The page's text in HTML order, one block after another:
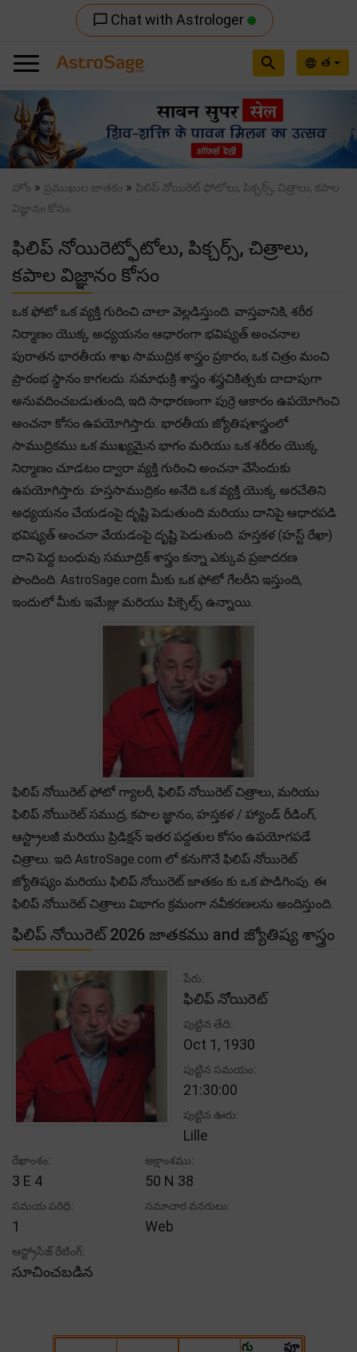
chat_bubble_outline Chat with Astrologer
language త
search
Previous
హోం » ప్రముఖుల జాతకం » ఫిలిప్ నోయిరెట్ ఫోటోలు, పిక్చర్స్, చిత్రాలు, కపాల
విజ్ఞానం కోసం
ఫిలిప్ నోయిరెట్ఫోటోలు, పిక్చర్స్, చిత్రాలు,
కపాల విజ్ఞానం కోసం
ఒక ఫోటో ఒక వ్యక్తి గురించి చాలా వెల్లడిస్తుంది. వాస్తవానికి, శరీర
నిర్మాణం యొక్క అధ్యయనం ఆధారంగా భవిష్యత్ అంచనాల
పురాతన భారతీయ శాఖ సాముద్రిక శాస్త్రం ప్రకారం, ఒక చిత్రం మంచి
ప్రారంభ స్థానం కాగలదు. సమాధుక్రి శాస్త్రం శస్త్రచికిత్సకు దాదాపుగా
అనువదించబడుతుంది, ఇది సాధారణంగా పుర్రె ఆకారం ఉపయోగించి
అంచనా కోసం ఉపయోగిస్తారు. భారతీయ జ్యోతిషశాస్త్రంలో
సాముద్రికము ఒక ముఖ్యమైన భాగం మరియు ఒక శరీరం యొక్క
నిర్మాణం చూడటం ద్వారా వ్యక్తి గురించి అంచనా వేసేందుకు
ఉపయోగిస్తారు. హస్తసాముద్రికం అనేది ఒక వ్యక్తి యొక్క అరచేతిని
అధ్యయనం చేయడంపై దృష్టి పెడుతుంది మరియు దానిపై ఆధారపడి
భవిష్యత్ అంచనా వేయడంపై దృష్టి పెడుతుంది. హస్తకళ (హస్ట్ రేఖా)
దాని పెద్ద బంధువు సమూద్రిక్ శాస్త్రం కన్నా ఎక్కువ ప్రజాదరణ
పొందింది. AstroSage.com మీకు ఒక ఫోటో గేలరీని ఇస్తుంది,
ఇందులో మీకు ఇమేజ్లు మరియు పిక్సెల్స్ ఉన్నాయి.
ఫిలిప్ నోయిరెట్ ఫోటో గ్యాలరీ, ఫిలిప్ నోయిరెట్ చిత్రాలు, మరియు
ఫిలిప్ నోయిరెట్ సముద్ర, కపాల జ్ఞానం, హస్తకళ / హ్యాండ్ రీడింగ్,
ఆస్ట్రాలజీ మరియు ప్రిడిక్షన్ ఇతర పద్దతుల కోసం ఉపయోగపడే
చిత్రాలు. ఇది AstroSage.com లో కనుగొనే ఫిలిప్ నోయిరెట్
జ్యోతిష్యం మరియు ఫిలిప్ నోయిరెట్ జాతకం కు ఒక పొడిగింపు. ఈ
ఫిలిప్ నోయిరెట్ చిత్రాలు విభాగం క్రమంగా నవీకరణలను అందిస్తుంది.
ఫిలిప్ నోయిరెట్ 2026 జాతకము and జ్యోతిష్య శాస్త్రం
పేరు:
ఫిలిప్ నోయిరెట్
పుట్టిన తేది:
Oct 1, 1930
పుట్టిన సమయం:
21:30:00
పుట్టిన ఊరు:
Lille
రేఖాంశం:
3 E 4
అక్షాంశము:
50 N 38
సమయ పరిధి:
1
సమాచార వనరులు:
Web
ఆస్ట్రోసేజ్ రేటింగ్:
సూచించబడిన